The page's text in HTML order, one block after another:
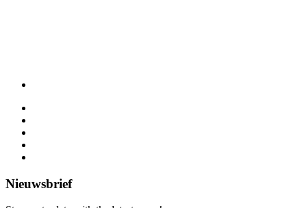
Nieuwsbrief